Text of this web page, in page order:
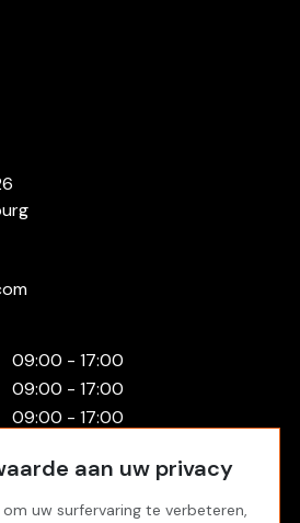
09:00 - 17:00
09:00 - 17:00
09:00 - 17:00
09:00 - 17:00
Gesloten
aan uw privacy
uw surfervaring te verbeteren,